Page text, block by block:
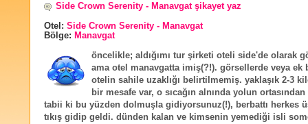
Side Crown Serenity - Manavgat şikayet yaz
Otel: Side Crown Serenity - Manavgat
Bölge: Manavgat
öncelikle; aldığımı tur şirketi oteli side'de olarak
ama otel manavgatta imiş(?!). görsellerde veya ek
otelin sahile uzaklığı belirtilmemiş. yaklaşık 2-3
bir mesafe var, o sıcağın alnında yolun
tabii ki bu yüzden dolmuşla gidiyorsunuz(!), berbattı herkes
tıkış gidip geldi. dünden kalan ve kimsenin yemediği isli